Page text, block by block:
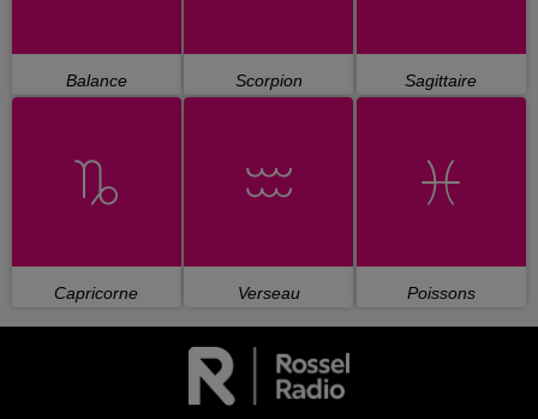
Balance Scorpion Sagittaire
Capricorne Verseau Poissons